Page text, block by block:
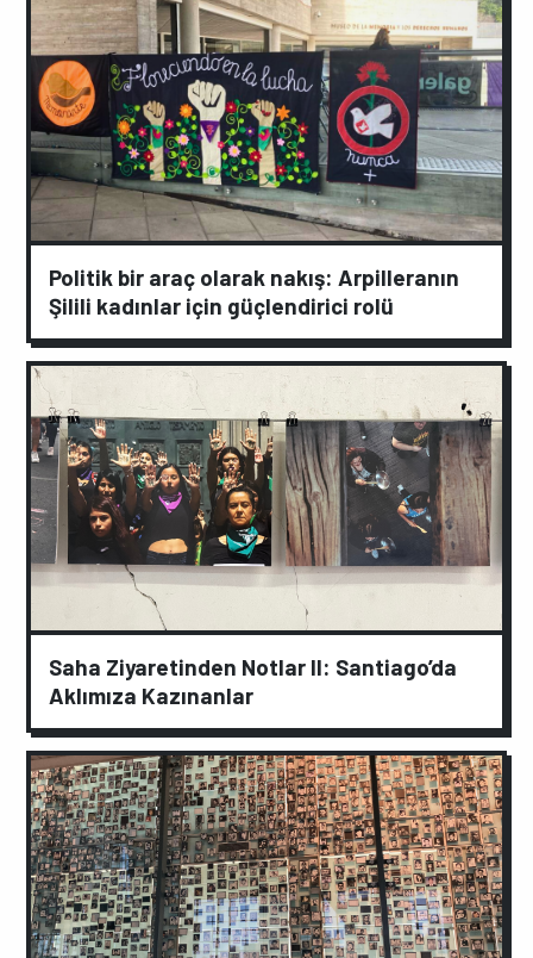
Politik bir araç olarak nakış: Arpilleranın
Şilili kadınlar için güçlendirici rolü
Saha Ziyaretinden Notlar II: Santiago’da
Aklımıza Kazınanlar